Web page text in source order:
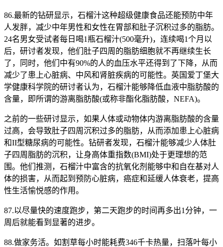
86.最新的钻研显示，石榴汁这种超级健康食品还能预防中年
人发胖，减少中年男性和女性在胃部和肚子沉积过多的脂肪。
24名男女受试者每日喝1瓶石榴汁(500毫升)，连续喝1个月以
后，研讨者发现，他们肚子四周的脂肪细胞就不再继续生长
了，同时，他们中有90%的人的血压水平还得到了下降，从而
减少了患上心脏病、中风和肾脏疾病的可能性。英国爱丁堡大
学健康科学院的研讨者认为，石榴汁能够降低血液中脂肪酸的
含量，即所谓的游离脂肪酸(或称非酯化脂肪酸，NEFA)。
之前的一些研讨显示，如果人体或动物体内游离脂肪酸的含量
过高，会导致肚子四周沉积过多的脂肪，从而添加患上心脏病
和II型糖尿病的可能性。钻研者发现，石榴汁能够减少人体肚
子四周脂肪的沉积，让身高体重指数(BMI)处于更理想的范
围。他们推测，石榴汁中富含的抗氧化剂能够中和自在基对人
体的损害，从而起到预防心脏病，癌症和延缓人体衰老，提高
性生活愉悦感的作用。
87.以尽量快的速度跑步，第二天跑步的时间再多出1分钟，一
周后就能看到显著的进步。
88.做家务活。如割草每小时能耗费346千卡热量，扫落叶每小